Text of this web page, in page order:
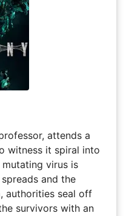
attends a
witness it spiral into
virus is
and the
authorities seal off
survivors with an